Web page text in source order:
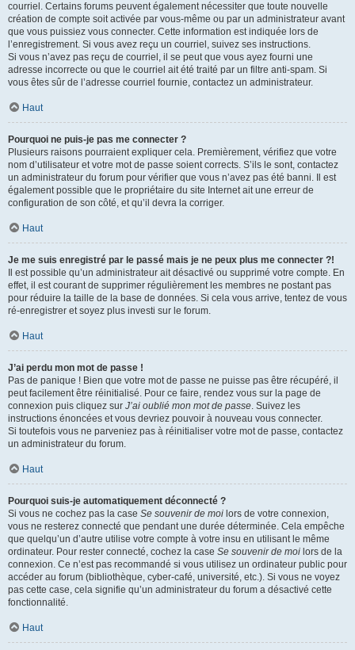
courriel. Certains forums peuvent également nécessiter que toute nouvelle
création de compte soit activée par vous-même ou par un administrateur avant
que vous puissiez vous connecter. Cette information est indiquée lors de
l’enregistrement. Si vous avez reçu un courriel, suivez ses instructions.
Si vous n’avez pas reçu de courriel, il se peut que vous ayez fourni une
adresse incorrecte ou que le courriel ait été traité par un filtre anti-spam. Si
vous êtes sûr de l’adresse courriel fournie, contactez un administrateur.
Haut
Pourquoi ne puis-je pas me connecter ?
Plusieurs raisons pourraient expliquer cela. Premièrement, vérifiez que votre
nom d’utilisateur et votre mot de passe soient corrects. S’ils le sont, contactez
un administrateur du forum pour vérifier que vous n’avez pas été banni. Il est
également possible que le propriétaire du site Internet ait une erreur de
configuration de son côté, et qu’il devra la corriger.
Haut
Je me suis enregistré par le passé mais je ne peux plus me connecter ?!
Il est possible qu’un administrateur ait désactivé ou supprimé votre compte. En
effet, il est courant de supprimer régulièrement les membres ne postant pas
pour réduire la taille de la base de données. Si cela vous arrive, tentez de vous
ré-enregistrer et soyez plus investi sur le forum.
Haut
J’ai perdu mon mot de passe !
Pas de panique ! Bien que votre mot de passe ne puisse pas être récupéré, il
peut facilement être réinitialisé. Pour ce faire, rendez vous sur la page de
connexion puis cliquez sur J’ai oublié mon mot de passe. Suivez les
instructions énoncées et vous devriez pouvoir à nouveau vous connecter.
Si toutefois vous ne parveniez pas à réinitialiser votre mot de passe, contactez
un administrateur du forum.
Haut
Pourquoi suis-je automatiquement déconnecté ?
Si vous ne cochez pas la case Se souvenir de moi lors de votre connexion,
vous ne resterez connecté que pendant une durée déterminée. Cela empêche
que quelqu’un d’autre utilise votre compte à votre insu en utilisant le même
ordinateur. Pour rester connecté, cochez la case Se souvenir de moi lors de la
connexion. Ce n’est pas recommandé si vous utilisez un ordinateur public pour
accéder au forum (bibliothèque, cyber-café, université, etc.). Si vous ne voyez
pas cette case, cela signifie qu’un administrateur du forum a désactivé cette
fonctionnalité.
Haut